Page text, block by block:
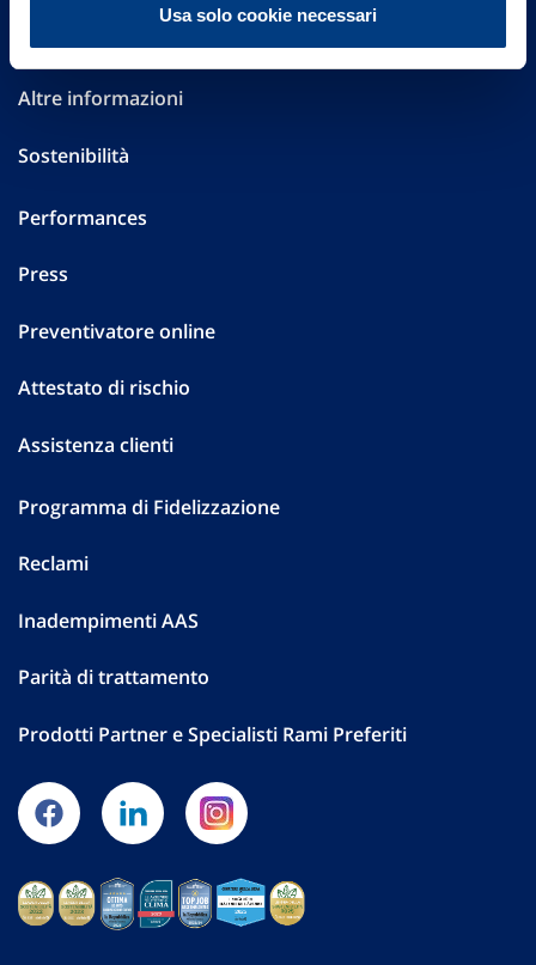
Usa solo cookie necessari
Investor Relations
Altre informazioni
Sostenibilità
Performances
Press
Preventivatore online
Attestato di rischio
Assistenza clienti
Programma di Fidelizzazione
Reclami
Inadempimenti AAS
Parità di trattamento
Prodotti Partner e Specialisti Rami Preferiti